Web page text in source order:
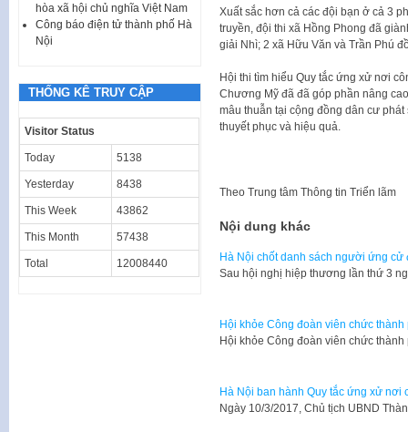
Xuất sắc hơn cả các đội bạn ở cả 3
truyền, đội thi xã Hồng Phong đã
giải Nhì; 2 xã Hữu Văn và Trần Phú
Hội thi tìm hiểu Quy tắc ứng xử nơi
Chương Mỹ đã đã góp phần nâng
mâu thuẫn tại cộng đồng dân cư
thuyết phục và hiệu quả.
Theo Trung tâm Thông tin Triển lãm
Nội dung khác
Hà Nội chốt danh sách người ứng cử
Sau hội nghị hiệp thương lần thứ 3
Hội khỏe Công đoàn viên chức
Hội khỏe Công đoàn viên chức
Hà Nội ban hành Quy tắc ứng xử nơi
Ngày 10/3/2017, Chủ tịch UBND
hòa xã hội chủ nghĩa Việt Nam
Công báo điện tử thành phố Hà
Nội
THỐNG KÊ TRUY CẬP
Visitor Status
Today 5138
Yesterday 8438
This Week 43862
This Month 57438
Total 12008440